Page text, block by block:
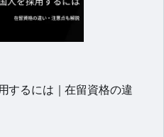
するには｜在留資格の違